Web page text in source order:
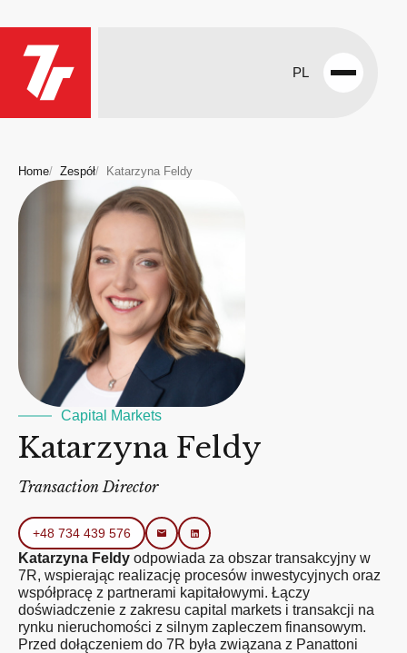
PL
Open
Home Zespół Katarzyna Feldy
Capital Markets
Katarzyna Feldy
Transaction Director
+48 734 439 576
Katarzyna Feldy odpowiada za obszar transakcyjny w
7R, wspierając realizację procesów inwestycyjnych oraz
współpracę z partnerami kapitałowymi. Łączy
doświadczenie z zakresu capital markets i transakcji na
rynku nieruchomości z silnym zapleczem finansowym.
Przed dołączeniem do 7R była związana z Panattoni